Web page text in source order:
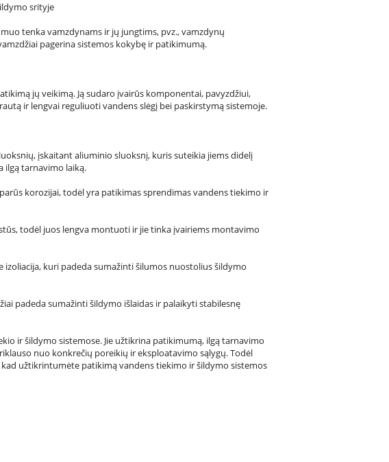
srityje
tenka vamzdynams ir jų jungtims, pvz., vamzdynų
pagerina sistemos kokybę ir patikimumą.
jų veikimą. Ją sudaro įvairūs komponentai, pavyzdžiui,
ir lengvai reguliuoti vandens slėgį bei paskirstymą sistemoje.
įskaitant aliuminio sluoksnį, kuris suteikia jiems didelį
ilgą tarnavimo laiką.
korozijai, todėl yra patikimas sprendimas vandens tiekimo ir
todėl juos lengva montuoti ir jie tinka įvairiems montavimo
izoliacija, kuri padeda sumažinti šilumos nuostolius šildymo
padeda sumažinti šildymo išlaidas ir palaikyti stabilesnę
ir šildymo sistemose. Jie užtikrina patikimumą, ilgą tarnavimo
nuo konkrečių poreikių ir eksploatavimo sąlygų. Todėl
užtikrintumėte patikimą vandens tiekimo ir šildymo sistemos